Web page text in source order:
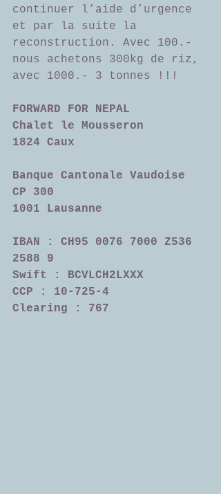
continuer l’aide d’urgence
et par la suite la
reconstruction. Avec 100.-
nous achetons 300kg de riz,
avec 1000.- 3 tonnes !!!
FORWARD FOR NEPAL
Chalet le Mousseron
1824 Caux
Banque Cantonale Vaudoise
CP 300
1001 Lausanne
IBAN : CH95 0076 7000 Z536
2588 9
Swift : BCVLCH2LXXX
CCP : 10-725-4
Clearing : 767